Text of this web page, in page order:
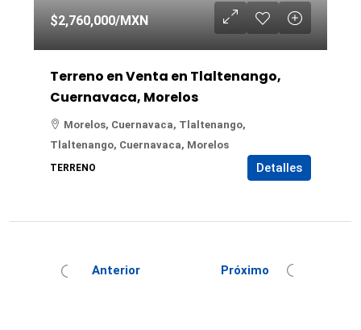
$2,760,000/MXN
Terreno en Venta en Tlaltenango,
Cuernavaca, Morelos
Morelos, Cuernavaca, Tlaltenango,
Tlaltenango, Cuernavaca, Morelos
TERRENO Detalles
Anterior Próximo